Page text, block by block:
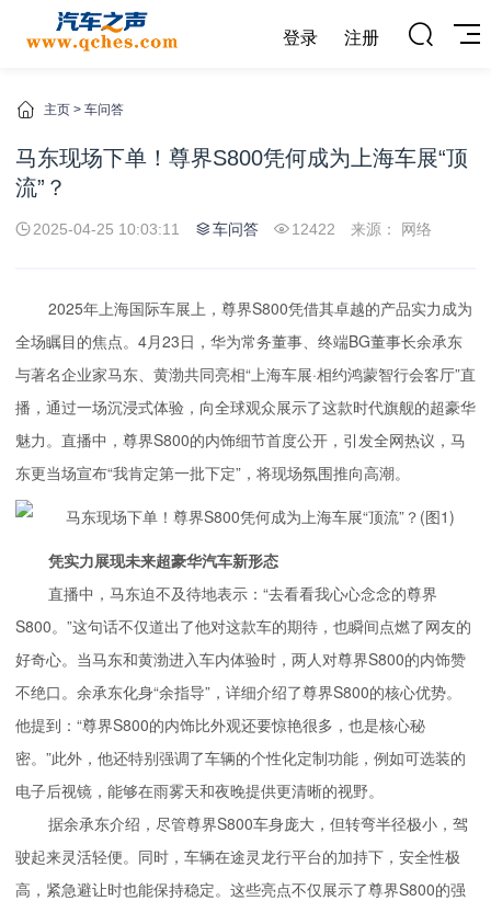
登录 注册
主页 > 车问答
马东现场下单！尊界S800凭何成为上海车展“顶
流”？
2025-04-25 10:03:11 车问答 12422 来源： 网络
2025年上海国际车展上，尊界S800凭借其卓越的产品实力成为
全场瞩目的焦点。4月23日，华为常务董事、终端BG董事长余承东
与著名企业家马东、黄渤共同亮相“上海车展·相约鸿蒙智行会客厅”直
播，通过一场沉浸式体验，向全球观众展示了这款时代旗舰的超豪华
魅力。直播中，尊界S800的内饰细节首度公开，引发全网热议，马
东更当场宣布“我肯定第一批下定”，将现场氛围推向高潮。
凭实力展现未来超豪华汽车新形态
直播中，马东迫不及待地表示：“去看看我心心念念的尊界
S800。”这句话不仅道出了他对这款车的期待，也瞬间点燃了网友的
好奇心。当马东和黄渤进入车内体验时，两人对尊界S800的内饰赞
不绝口。余承东化身“余指导”，详细介绍了尊界S800的核心优势。
他提到：“尊界S800的内饰比外观还要惊艳很多，也是核心秘
密。”此外，他还特别强调了车辆的个性化定制功能，例如可选装的
电子后视镜，能够在雨雾天和夜晚提供更清晰的视野。
据余承东介绍，尽管尊界S800车身庞大，但转弯半径极小，驾
驶起来灵活轻便。同时，车辆在途灵龙行平台的加持下，安全性极
高，紧急避让时也能保持稳定。这些亮点不仅展示了尊界S800的强